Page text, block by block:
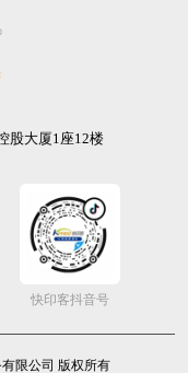
股大厦1座12楼
快印客抖音号
限公司 版权所有